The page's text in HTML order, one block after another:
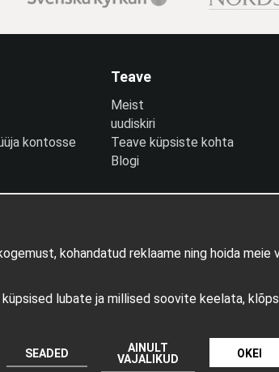
kontosse
Teave
Meist
uudiskiri
Teave küpsiste kohta
Blogi
Tootja: Wikinggruppen
kohandatud reklaame ning hoida
lubate ja millised soovite keelata,
SEADED
AINULT
VAJALIKUD
OKEI